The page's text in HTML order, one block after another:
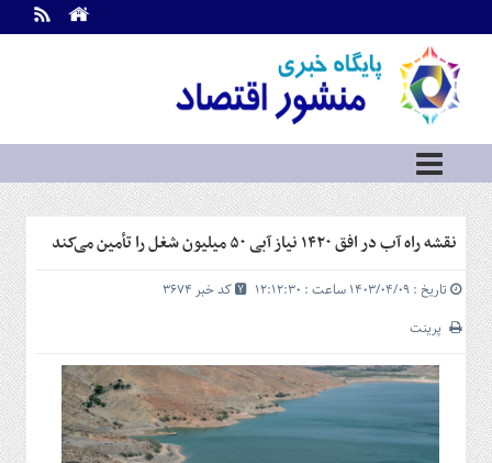
اطلاعات
تماس
ما
درباره
ما
سرویس
ها
بازار
سرمایه
و
بورس
و
شهری
نقشه راه آب در افق ۱۴۲۰ نیاز آبی ۵۰ میلیون شغل را تأمین می‌کند
تاریخ : ۱۴۰۳/۰۴/۰۹ ساعت : ۱۲:۱۲:۳۰
کد خبر 3674
پرینت